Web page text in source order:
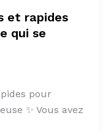
et rapides
qui se
pour
✨ Vous avez